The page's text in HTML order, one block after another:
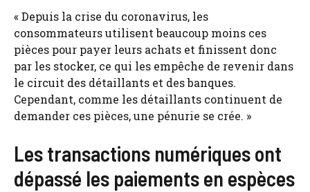
« Depuis la crise du coronavirus, les
consommateurs utilisent beaucoup moins ces
pièces pour payer leurs achats et finissent donc
par les stocker, ce qui les empêche de revenir dans
le circuit des détaillants et des banques.
Cependant, comme les détaillants continuent de
demander ces pièces, une pénurie se crée. »
Les transactions numériques ont
dépassé les paiements en espèces